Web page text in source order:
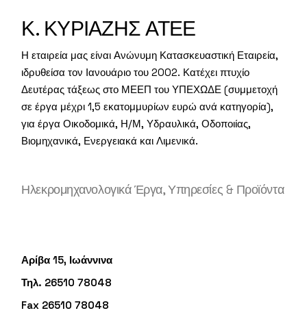
Κ. ΚΥΡΙΑΖΗΣ ΑΤΕΕ
Η εταιρεία μας είναι Ανώνυμη Κατασκευαστική Εταιρεία,
ιδρυθείσα τον Ιανουάριο του 2002. Κατέχει πτυχίο
Δευτέρας τάξεως στο ΜΕΕΠ του ΥΠΕΧΩΔΕ (συμμετοχή
σε έργα μέχρι 1,5 εκατομμυρίων ευρώ ανά κατηγορία),
για έργα Οικοδομικά, Η/Μ, Υδραυλικά, Οδοποιίας,
Βιομηχανικά, Ενεργειακά και Λιμενικά.
Ηλεκρομηχανολογικά Έργα, Υπηρεσίες & Προϊόντα
Αρίβα 15, Ιωάννινα
Τηλ. 26510 78048
Fax 26510 78048